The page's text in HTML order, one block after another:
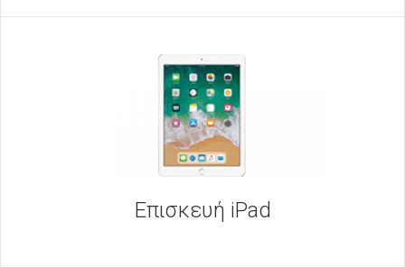
Επισκευή iPad